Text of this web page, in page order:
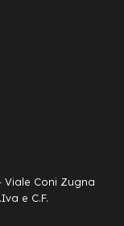
Viale Coni Zugna
e C.F.